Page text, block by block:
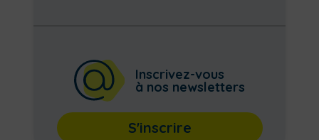
Inscrivez-vous
à nos newsletters
S'inscrire